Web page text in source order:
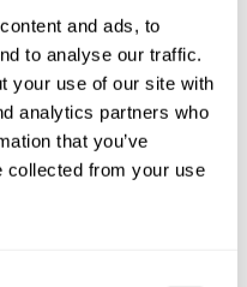
and ads, to
to analyse our traffic.
your use of our site with
analytics partners who
that you’ve
collected from your use
a Domicilio en Santa